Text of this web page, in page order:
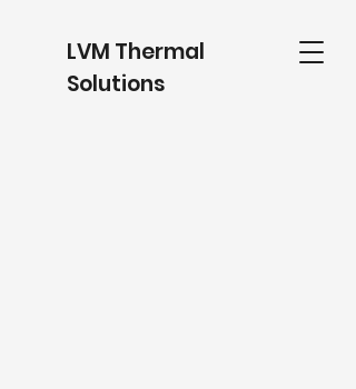
LVM Thermal
Solutions